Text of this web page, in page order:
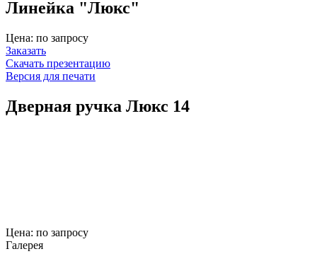
Линейка "Люкс"
Цена: по запросу
Заказать
Скачать презентацию
Версия для печати
Дверная ручка Люкс 14
Цена: по запросу
Галерея